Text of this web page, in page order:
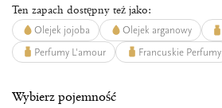
Ten zapach dostępny też jako:
Olejek jojoba Olejek arganowy
Perfumy L'amour
Francuskie Perfumy
Wybierz pojemność